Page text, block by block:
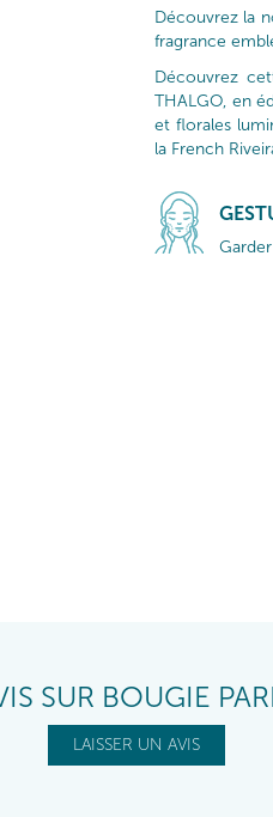
Découvrez la
fragrance
Découvrez
THALGO, en
et florales
la French
SUR BOUGIE
LAISSER UN AVIS